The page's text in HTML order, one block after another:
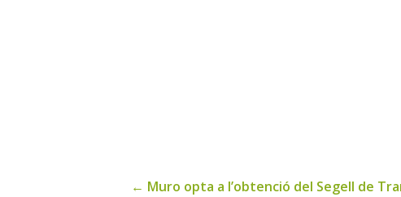
← Muro opta a l’obtenció del Segell de